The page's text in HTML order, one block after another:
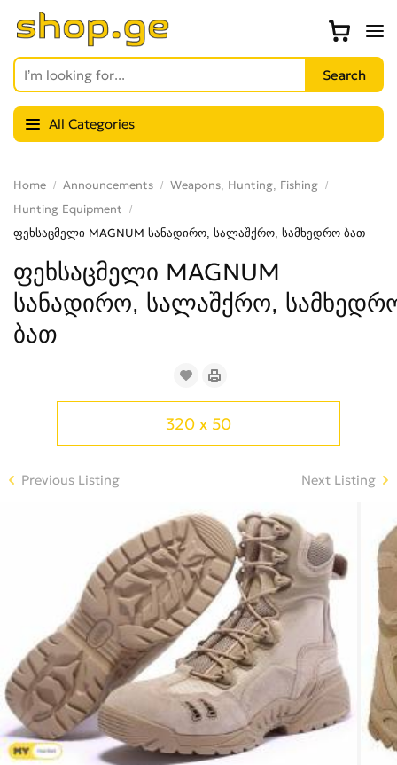
All Categories
Home Announcements
Weapons, Hunting, Fishing
Hunting Equipment
ფეხსაცმელი MAGNUM სანადირო, სალაშქრო, სამხედრო ბათ
ფეხსაცმელი MAGNUM
სანადირო, სალაშქრო,
ბათ
320 x 50
Previous Listing Next Listing